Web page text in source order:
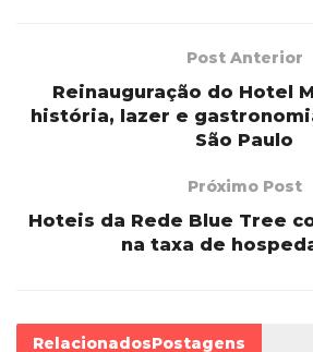
Post Anterior
Reinauguração do Hotel
história, lazer e
São Paulo
Próximo Post
Hoteis da Rede Blue Tree
na taxa de
RelacionadosPostagens